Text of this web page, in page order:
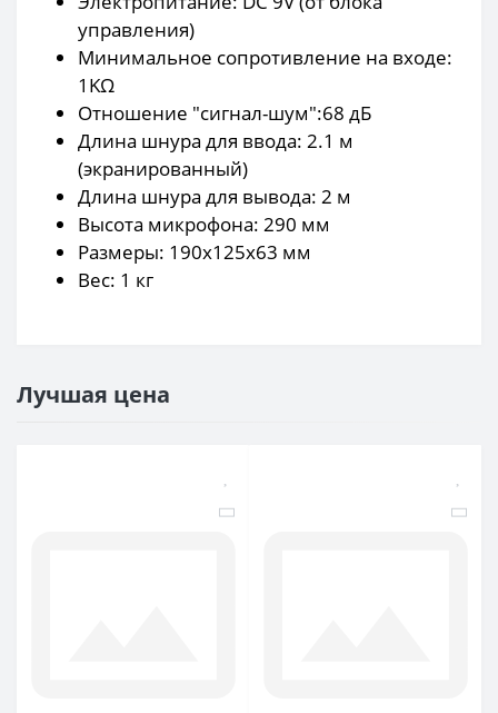
управления)
Минимальное сопротивление на входе:
1KΩ
Отношение "сигнал-шум":68 дБ
Длина шнура для ввода: 2.1 м
(экранированный)
Длина шнура для вывода: 2 м
Высота микрофона: 290 мм
Размеры: 190х125х63 мм
Вес: 1 кг
Лучшая цена